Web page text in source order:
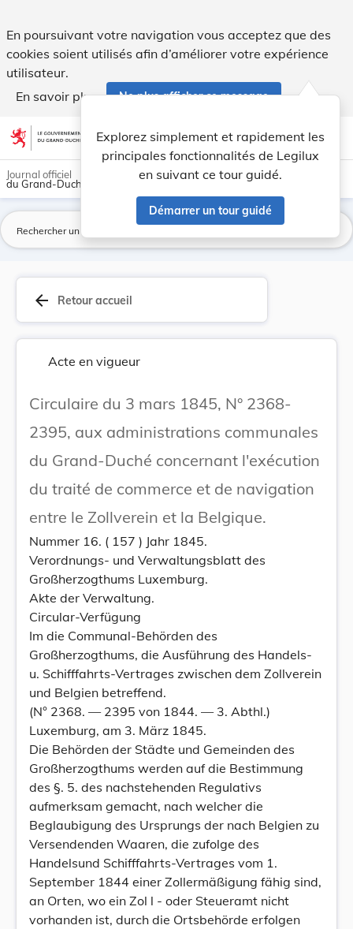
En poursuivant votre navigation vous acceptez que des
cookies soient utilisés afin d’améliorer votre expérience
utilisateur.
En savoir plus
Ne plus afficher ce message
Aller au contenu account_circle help Aide
Explorez simplement et rapidement les
principales fonctionnalités de Legilux
en suivant ce tour guidé.
Démarrer un tour guidé
light_mode dark_mode
Journal officiel
du Grand-Duché de Luxembourg
arrow_back Retour accueil
Acte en vigueur
Circulaire du 3 mars 1845, N° 2368-
2395, aux administrations communales
du Grand-Duché concernant l'exécution
du traité de commerce et de navigation
entre le Zollverein et la Belgique.
Nummer 16. ( 157 ) Jahr 1845.
Verordnungs- und Verwaltungsblatt des
Großherzogthums Luxemburg.
Akte der Verwaltung.
Circular-Verfügung
Im die Communal-Behörden des
Großherzogthums, die Ausführung des Handels-
u. Schifffahrts-Vertrages zwischen dem Zollverein
und Belgien betreffend.
(N° 2368. — 2395 von 1844. — 3. Abthl.)
Luxemburg, am 3. März 1845.
Die Behörden der Städte und Gemeinden des
Großherzogthums werden auf die Bestimmung
des §. 5. des nachstehenden Regulativs
aufmerksam gemacht, nach welcher die
Beglaubigung des Ursprungs der nach Belgien zu
Versendenden Waaren, die zufolge des
Handelsund Schifffahrts-Vertrages vom 1.
September 1844 einer Zollermäßigung fähig sind,
an Orten, wo ein Zol l - oder Steueramt nicht
vorhanden ist, durch die Ortsbehörde erfolgen